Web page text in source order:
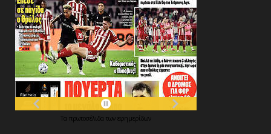
Τα πρωτοσέλιδα των εφημερίδων